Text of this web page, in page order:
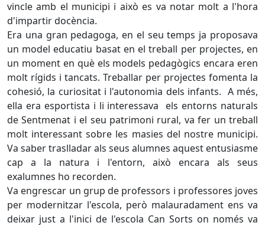
vincle amb el municipi i això es va notar molt a l'hora
d'impartir docència.
Era una gran pedagoga, en el seu temps ja proposava
un model educatiu basat en el treball per projectes, en
un moment en què els models pedagògics encara eren
molt rígids i tancats. Treballar per projectes fomenta la
cohesió, la curiositat i l'autonomia dels infants. A més,
ella era esportista i li interessava els entorns naturals
de Sentmenat i el seu patrimoni rural, va fer un treball
molt interessant sobre les masies del nostre municipi.
Va saber traslladar als seus alumnes aquest entusiasme
cap a la natura i l'entorn, això encara als seus
exalumnes ho recorden.
Va engrescar un grup de professors i professores joves
per modernitzar l'escola, però malauradament ens va
deixar just a l'inici de l'escola Can Sorts on només va